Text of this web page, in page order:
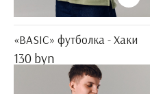
«BASIC» футболка - Хаки
130 byn